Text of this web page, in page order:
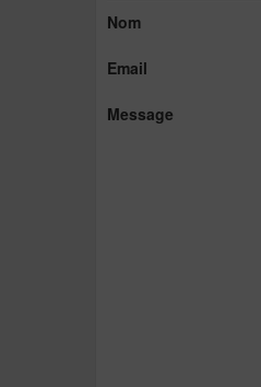
Nom
Email
Message